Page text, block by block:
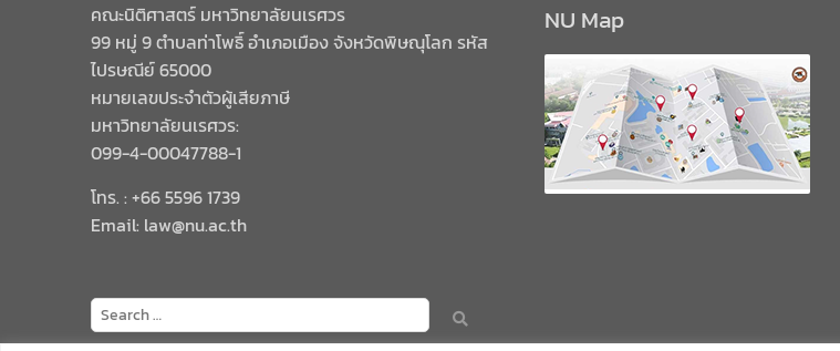
คณะนิติศาสตร์ มหาวิทยาลัยนเรศวร
99 หมู่ 9 ตำบลท่าโพธิ์ อำเภอเมือง จังหวัดพิษณุโลก รหัส
ไปรษณีย์ 65000
หมายเลขประจำตัวผู้เสียภาษี
มหาวิทยาลัยนเรศวร:
099-4-00047788-1
โทร. : +66 5596 1739
Email: law@nu.ac.th
NU Map